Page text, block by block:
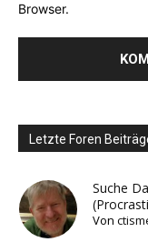
Browser.
Letzte Foren
Suche
Von